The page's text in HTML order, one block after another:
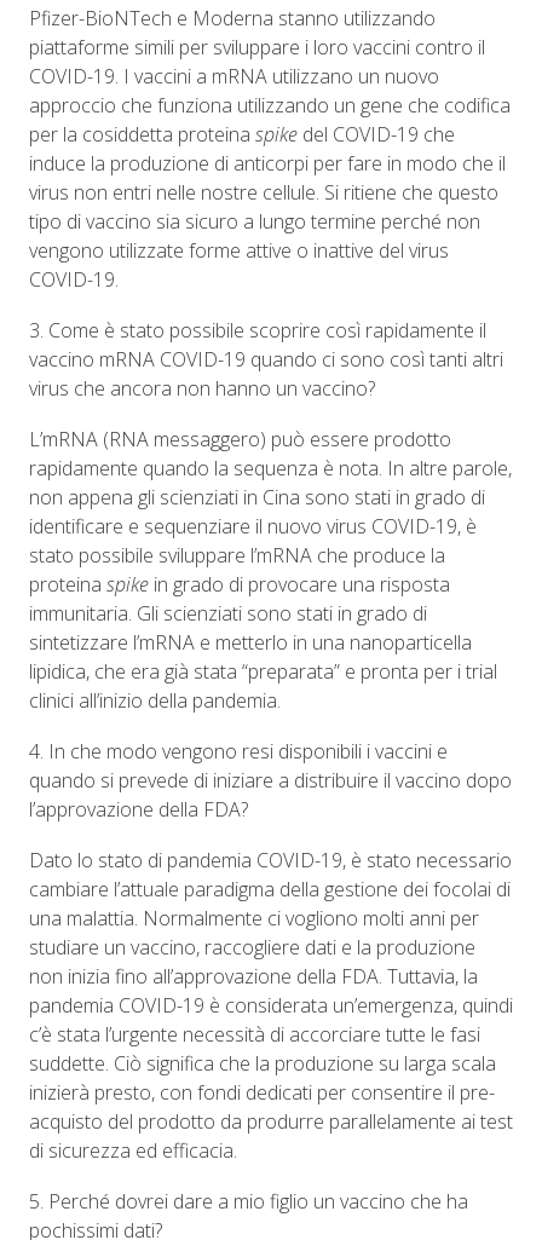
Pfizer-BioNTech e Moderna stanno utilizzando
piattaforme simili per sviluppare i loro vaccini contro il
COVID-19. I vaccini a mRNA utilizzano un nuovo
approccio che funziona utilizzando un gene che codifica
per la cosiddetta proteina spike del COVID-19 che
induce la produzione di anticorpi per fare in modo che il
virus non entri nelle nostre cellule. Si ritiene che questo
tipo di vaccino sia sicuro a lungo termine perché non
vengono utilizzate forme attive o inattive del virus
COVID-19.
3. Come è stato possibile scoprire così rapidamente il
vaccino mRNA COVID-19 quando ci sono così tanti altri
virus che ancora non hanno un vaccino?
L’mRNA (RNA messaggero) può essere prodotto
rapidamente quando la sequenza è nota. In altre parole,
non appena gli scienziati in Cina sono stati in grado di
identificare e sequenziare il nuovo virus COVID-19, è
stato possibile sviluppare l’mRNA che produce la
proteina spike in grado di provocare una risposta
immunitaria. Gli scienziati sono stati in grado di
sintetizzare l’mRNA e metterlo in una nanoparticella
lipidica, che era già stata “preparata” e pronta per i trial
clinici all’inizio della pandemia.
4. In che modo vengono resi disponibili i vaccini e
quando si prevede di iniziare a distribuire il vaccino dopo
l’approvazione della FDA?
Dato lo stato di pandemia COVID-19, è stato necessario
cambiare l’attuale paradigma della gestione dei focolai di
una malattia. Normalmente ci vogliono molti anni per
studiare un vaccino, raccogliere dati e la produzione
non inizia fino all’approvazione della FDA. Tuttavia, la
pandemia COVID-19 è considerata un’emergenza, quindi
c’è stata l’urgente necessità di accorciare tutte le fasi
suddette. Ciò significa che la produzione su larga scala
inizierà presto, con fondi dedicati per consentire il pre-
acquisto del prodotto da produrre parallelamente ai test
di sicurezza ed efficacia.
5. Perché dovrei dare a mio figlio un vaccino che ha
pochissimi dati?